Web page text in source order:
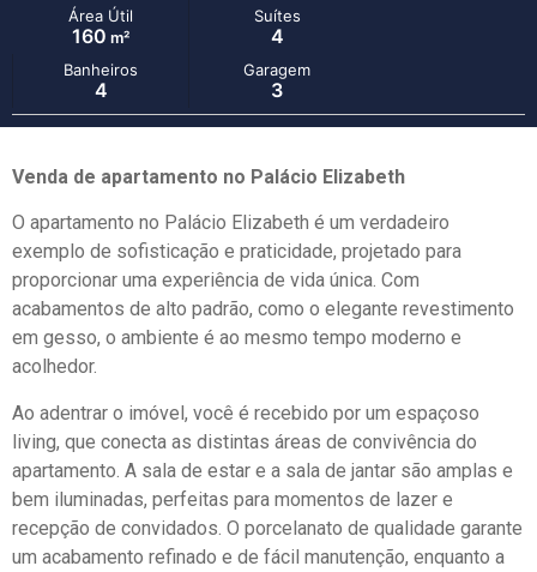
Área Útil
160 m²
Suítes
4
Banheiros
4
Garagem
3
Venda de apartamento no Palácio Elizabeth
O apartamento no Palácio Elizabeth é um verdadeiro
exemplo de sofisticação e praticidade, projetado para
proporcionar uma experiência de vida única. Com
acabamentos de alto padrão, como o elegante revestimento
em gesso, o ambiente é ao mesmo tempo moderno e
acolhedor.
Ao adentrar o imóvel, você é recebido por um espaçoso
living, que conecta as distintas áreas de convivência do
apartamento. A sala de estar e a sala de jantar são amplas e
bem iluminadas, perfeitas para momentos de lazer e
recepção de convidados. O porcelanato de qualidade garante
um acabamento refinado e de fácil manutenção, enquanto a